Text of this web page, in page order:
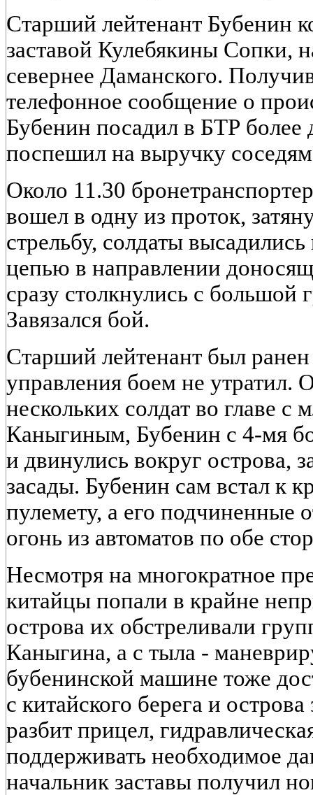
Старший лейтенант Бубенин
заставой Кулебякины Сопки,
севернее Даманского.
телефонное сообщение о
Бубенин посадил в БТР более
поспешил на выручку
Около 11.30
вошел в одну из проток,
стрельбу, солдаты
цепью в направлении
сразу столкнулись с большой
Завязался бой.
Старший лейтенант был
управления боем не утратил.
нескольких солдат во главе
Каныгиным, Бубенин с 4-мя
и двинулись вокруг острова,
засады. Бубенин сам встал к
пулемету, а его подчиненные
огонь из автоматов по обе
Несмотря на многократное
китайцы попали в крайне
острова их обстреливали
Каныгина, а с тыла -
бубенинской машине тоже
с китайского берега и
разбит прицел,
поддерживать необходимое
начальник заставы получил